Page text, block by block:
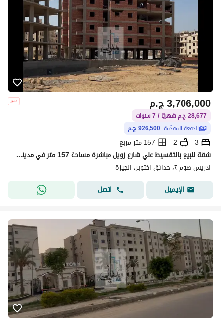
ج.م3,706,000
28,677 ج.م شهريًا / 7 سنوات
الدفعة المقدّمة: 926,500 ج.م
3
2
157 متر مربع
شقة للبيع بالتقسيط علي شارع زويل مباشرة مساحة 157 متر في مدينة حدائق اكتوبر - 6 اكتوبر
ادريس هوم ٢، حدائق اكتوبر، الجيزة
الإيميل
اتصل